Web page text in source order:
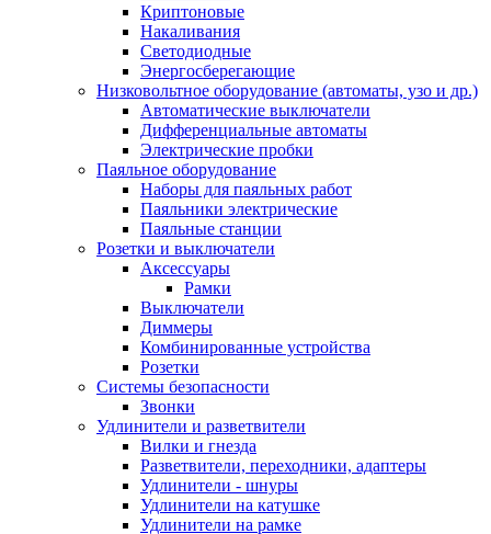
Криптоновые
Накаливания
Светодиодные
Энергосберегающие
Низковольтное оборудование (автоматы, узо и др.)
Автоматические выключатели
Дифференциальные автоматы
Электрические пробки
Паяльное оборудование
Наборы для паяльных работ
Паяльники электрические
Паяльные станции
Розетки и выключатели
Аксессуары
Рамки
Выключатели
Диммеры
Комбинированные устройства
Розетки
Системы безопасности
Звонки
Удлинители и разветвители
Вилки и гнезда
Разветвители, переходники, адаптеры
Удлинители - шнуры
Удлинители на катушке
Удлинители на рамке